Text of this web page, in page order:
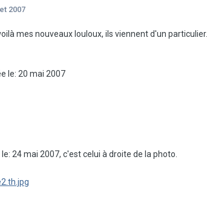
2007
mes nouveaux louloux, ils viennent d'un particulier.
le: 20 mai 2007
le: 24 mai 2007, c'est celui à droite de la photo.